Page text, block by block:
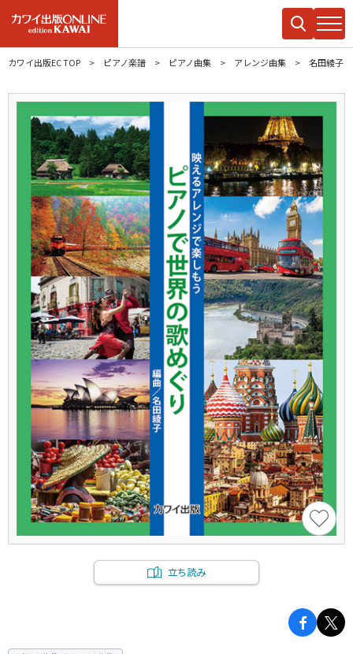
カワイ出版EC TOP ピアノ楽譜 ピアノ曲集 アレンジ曲集 名田綾子
立ち読み